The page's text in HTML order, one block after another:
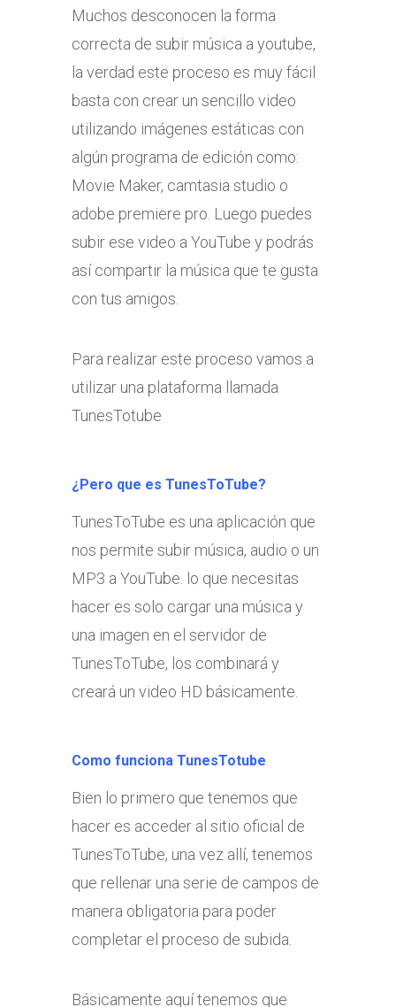
Muchos desconocen la forma
correcta de subir música a youtube,
la verdad este proceso es muy fácil
basta con crear un sencillo video
utilizando imágenes estáticas con
algún programa de edición como:
Movie Maker, camtasia studio o
adobe premiere pro. Luego puedes
subir ese video a YouTube y podrás
así compartir la música que te gusta
con tus amigos.
Para realizar este proceso vamos a
utilizar una plataforma llamada
TunesTotube
¿Pero que es TunesToTube?
TunesToTube es una aplicación que
nos permite subir música, audio o un
MP3 a YouTube. lo que necesitas
hacer es solo cargar una música y
una imagen en el servidor de
TunesToTube, los combinará y
creará un video HD básicamente.
Como funciona TunesTotube
Bien lo primero que tenemos que
hacer es acceder al sitio oficial de
TunesToTube, una vez allí, tenemos
que rellenar una serie de campos de
manera obligatoria para poder
completar el proceso de subida.
Básicamente aquí tenemos que